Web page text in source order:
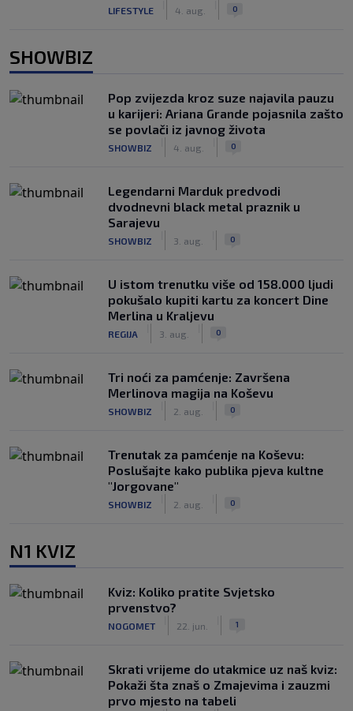
LIFESTYLE 4. aug. 0
SHOWBIZ
Pop zvijezda kroz suze najavila pauzu
u karijeri: Ariana Grande pojasnila zašto
se povlači iz javnog života
SHOWBIZ 4. aug. 0
Legendarni Marduk predvodi
dvodnevni black metal praznik u
Sarajevu
SHOWBIZ 3. aug. 0
U istom trenutku više od 158.000 ljudi
pokušalo kupiti kartu za koncert Dine
Merlina u Kraljevu
REGIJA 3. aug. 0
Tri noći za pamćenje: Završena
Merlinova magija na Koševu
SHOWBIZ 2. aug. 0
Trenutak za pamćenje na Koševu:
Poslušajte kako publika pjeva kultne
"Jorgovane"
SHOWBIZ 2. aug. 0
N1 KVIZ
Kviz: Koliko pratite Svjetsko
prvenstvo?
NOGOMET 22. jun. 1
Skrati vrijeme do utakmice uz naš kviz:
Pokaži šta znaš o Zmajevima i zauzmi
prvo mjesto na tabeli